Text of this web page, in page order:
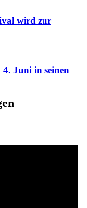
wird zur
Juni in seinen